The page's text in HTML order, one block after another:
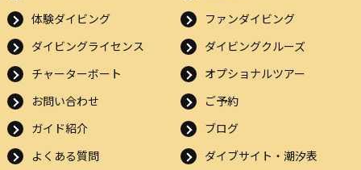
体験ダイビング
ファンダイビング
ダイビングライセンス
ダイビングクルーズ
チャーターボート
オプショナルツアー
お問い合わせ
ご予約
ガイド紹介
ブログ
よくある質問
ダイブサイト・潮汐表